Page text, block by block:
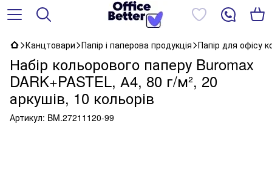
Канцтовари Папір і паперова продукція Папір для офісу
Набір кольорового паперу Buromax
DARK+PASTEL, А4, 80 г/м², 20
аркушів, 10 кольорів
Артикул: BM.27211120-99